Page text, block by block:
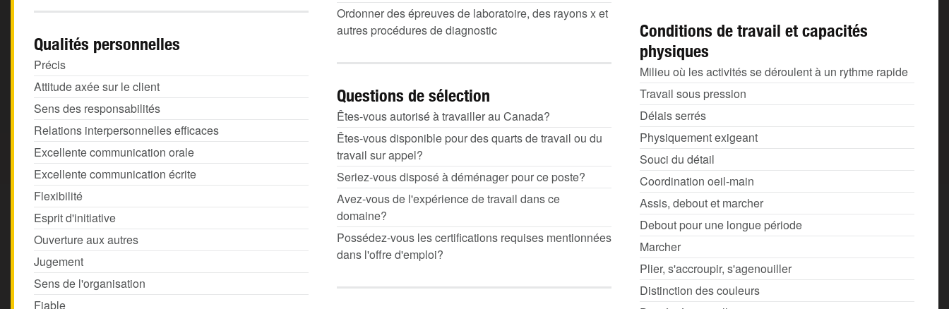
Ordonner des épreuves de laboratoire, des rayons x et
autres procédures de diagnostic
Conditions de travail et capacités
physiques
Milieu où les activités se déroulent à un rythme rapide
Travail sous pression
Délais serrés
Physiquement exigeant
Souci du détail
Coordination oeil-main
Assis, debout et marcher
Debout pour une longue période
Marcher
Plier, s'accroupir, s'agenouiller
Distinction des couleurs
Qualités personnelles
Précis
Attitude axée sur le client
Sens des responsabilités
Relations interpersonnelles efficaces
Excellente communication orale
Excellente communication écrite
Flexibilité
Esprit d'initiative
Ouverture aux autres
Jugement
Sens de l'organisation
Fiable
Questions de sélection
Êtes-vous autorisé à travailler au Canada?
Êtes-vous disponible pour des quarts de travail ou du
travail sur appel?
Seriez-vous disposé à déménager pour ce poste?
Avez-vous de l'expérience de travail dans ce
domaine?
Possédez-vous les certifications requises mentionnées
dans l'offre d'emploi?